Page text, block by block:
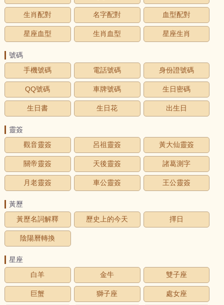
生肖配對 名字配對 血型配對
星座血型 生肖血型 星座生肖
號碼
手機號碼
電話號碼 身份證號碼
QQ號碼 車牌號碼 生日密碼
生日書 生日花 出生日
靈簽
觀音靈簽
呂祖靈簽 黃大仙靈簽
關帝靈簽 天後靈簽 諸葛測字
月老靈簽 車公靈簽 王公靈簽
黃歷
黃歷名詞解釋
歷史上的今天 擇日
陰陽曆轉換
星座
白羊
金牛 雙子座
巨蟹 獅子座 處女座